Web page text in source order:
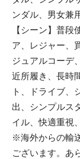
ンダル、男女兼
【シーン】普
ア、レジャー、
ジュアルコーデ
近所履き、長時
ト、ドライブ、
出、シンプルス
イル、快適重視
※海外からの輸
ございます。あ